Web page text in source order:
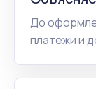
До
платежи и